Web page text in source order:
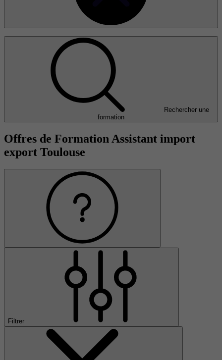
Rechercher une
formation
Offres de Formation Assistant import
export Toulouse
Filtrer